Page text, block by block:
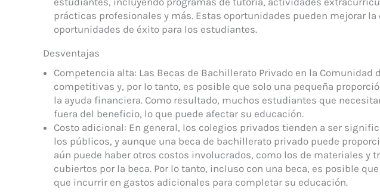
prácticas profesionales y más. Estas oportunidades pueden mejorar
oportunidades de éxito para los estudiantes.
Desventajas
Competencia alta: Las Becas de Bachillerato Privado en la Comunidad
competitivas y, por lo tanto, es posible que solo una pequeña
la ayuda financiera. Como resultado, muchos estudiantes que
fuera del beneficio, lo que puede afectar su educación.
Costo adicional: En general, los colegios privados tienden a ser
los públicos, y aunque una beca de bachillerato privado puede
aún puede haber otros costos involucrados, como los de materiales y
cubiertos por la beca. Por lo tanto, incluso con una beca, es posible
que incurrir en gastos adicionales para completar su educación.